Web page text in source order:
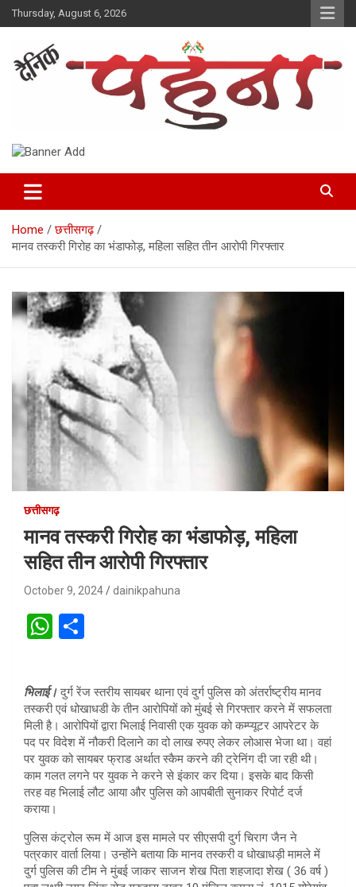
Skip
to
Thursday, August 6, 2026
Dainik Pahuna
Home
छत्तीसगढ़
मानव तस्करी गिरोह का भंडाफोड़, महिला सहित तीन आरोपी गिरफ्तार
छत्तीसगढ़
मानव तस्करी गिरोह का भंडाफोड़, महिला
सहित तीन आरोपी गिरफ्तार
October 9, 2024 dainikpahuna
W
at
s
A
p
p
e
भिलाई। दुर्ग रेंज स्तरीय सायबर थाना एवं दुर्ग पुलिस को अंतर्राष्ट्रीय मानव
तस्करी एवं धोखाधडी के तीन आरोपियों को मुंबई से गिरफ्तार करने में सफलता
मिली है। आरोपियों द्वारा भिलाई निवासी एक युवक को कम्प्यूटर आपरेटर के
पद पर विदेश में नौकरी दिलाने का दो लाख रुपए लेकर लोआस भेजा था। वहां
पर युवक को सायबर फ्राड अर्थात स्कैम करने की ट्रेनिंग दी जा रही थी।
काम गलत लगने पर युवक ने करने से इंकार कर दिया। इसके बाद किसी
तरह वह भिलाई लौट आया और पुलिस को आपबीती सुनाकर रिपोर्ट दर्ज
कराया।
पुलिस कंट्रोल रूम में आज इस मामले पर सीएसपी दुर्ग चिराग जैन ने
पत्रकार वार्ता लिया। उन्होंने बताया कि मानव तस्करी व धोखाधड़ी मामले में
दुर्ग पुलिस की टीम ने मुंबई जाकर साजन शेख पिता शहजादा शेख ( 36 वर्ष )